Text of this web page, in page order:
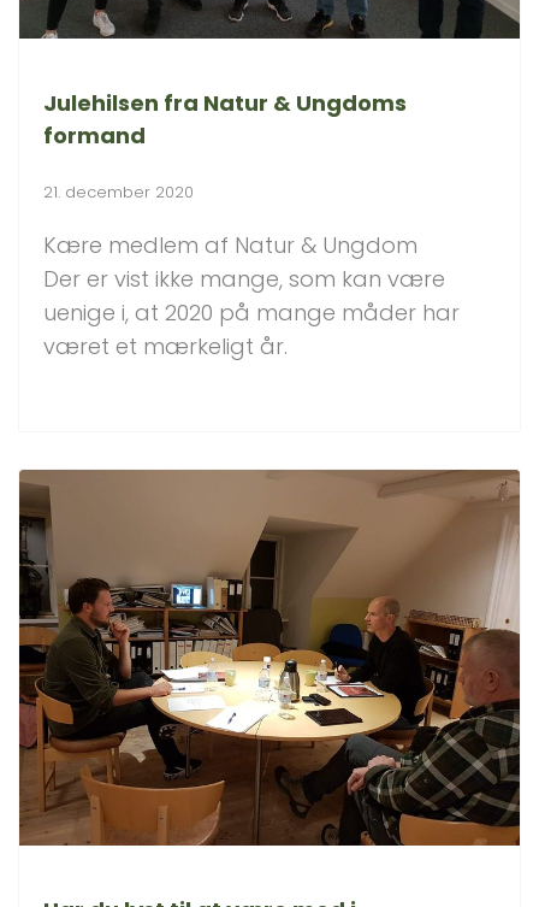
Julehilsen fra Natur & Ungdoms
formand
21. december 2020
Kære medlem af Natur & Ungdom
Der er vist ikke mange, som kan være
uenige i, at 2020 på mange måder har
været et mærkeligt år.